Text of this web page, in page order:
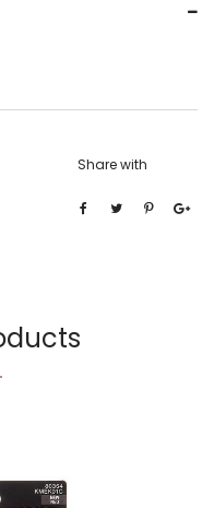
Share with